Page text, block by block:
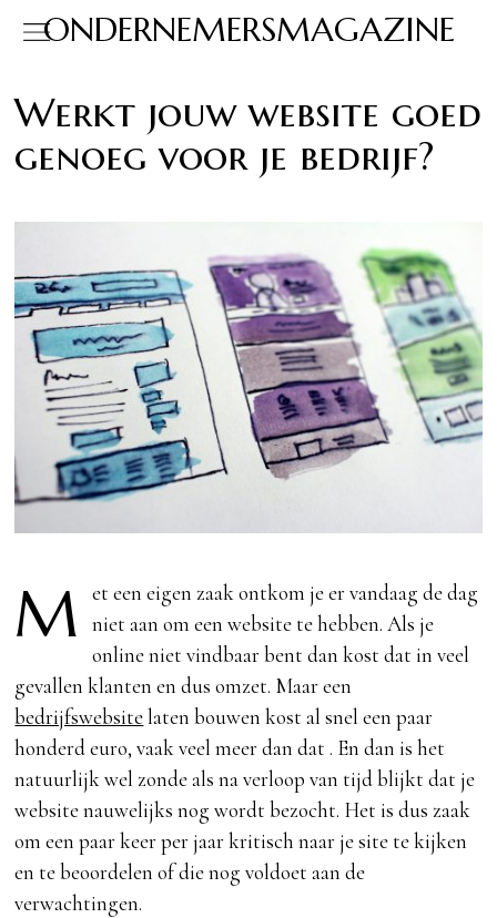
ONDERNEMERSMAGAZINE
Werkt jouw website goed
genoeg voor je bedrijf?
M
et een eigen zaak ontkom je er vandaag de dag
niet aan om een website te hebben. Als je
online niet vindbaar bent dan kost dat in veel
gevallen klanten en dus omzet. Maar een
bedrijfswebsitelaten bouwen kost al snel een paar
honderd euro, vaak veel meer dan dat . En dan is het
natuurlijk wel zonde als na verloop van tijd blijkt dat je
website nauwelijks nog wordt bezocht. Het is dus zaak
om een paar keer per jaar kritisch naar je site te kijken
en te beoordelen of die nog voldoet aan de
verwachtingen.